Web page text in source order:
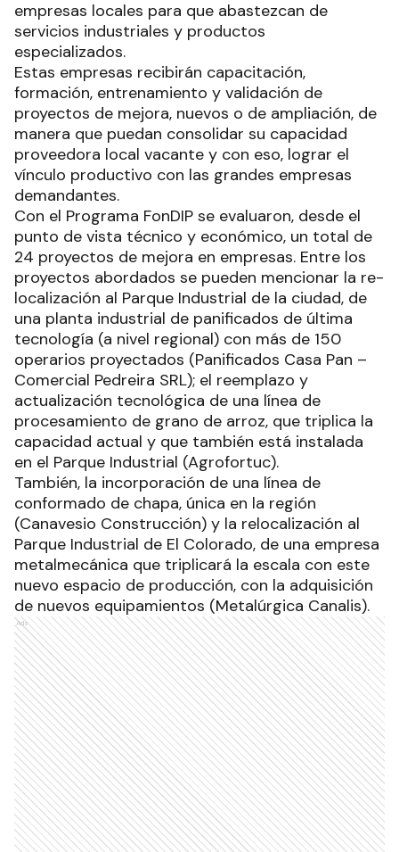
empresas locales para que abastezcan de
servicios industriales y productos
especializados.
Estas empresas recibirán capacitación,
formación, entrenamiento y validación de
proyectos de mejora, nuevos o de ampliación, de
manera que puedan consolidar su capacidad
proveedora local vacante y con eso, lograr el
vínculo productivo con las grandes empresas
demandantes.
Con el Programa FonDIP se evaluaron, desde el
punto de vista técnico y económico, un total de
24 proyectos de mejora en empresas. Entre los
proyectos abordados se pueden mencionar la re-
localización al Parque Industrial de la ciudad, de
una planta industrial de panificados de última
tecnología (a nivel regional) con más de 150
operarios proyectados (Panificados Casa Pan –
Comercial Pedreira SRL); el reemplazo y
actualización tecnológica de una línea de
procesamiento de grano de arroz, que triplica la
capacidad actual y que también está instalada
en el Parque Industrial (Agrofortuc).
También, la incorporación de una línea de
conformado de chapa, única en la región
(Canavesio Construcción) y la relocalización al
Parque Industrial de El Colorado, de una empresa
metalmecánica que triplicará la escala con este
nuevo espacio de producción, con la adquisición
de nuevos equipamientos (Metalúrgica Canalis).
Ads